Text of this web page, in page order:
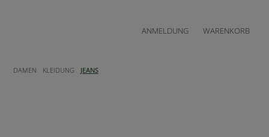
ANMELDUNG WARENKORB
DAMEN KLEIDUNG JEANS